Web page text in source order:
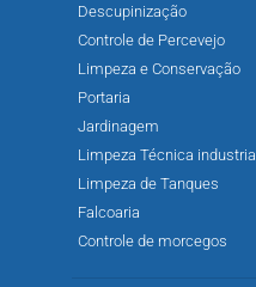
Descupinização
Controle de Percevejo
Limpeza e Conservação
Portaria
Jardinagem
Limpeza Técnica industrial
Limpeza de Tanques
Falcoaria
Controle de morcegos